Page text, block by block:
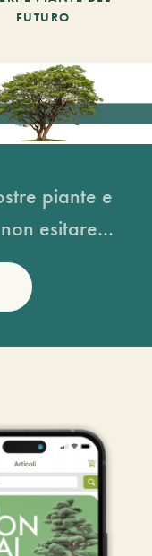
FUTURO
piante e
esitare...